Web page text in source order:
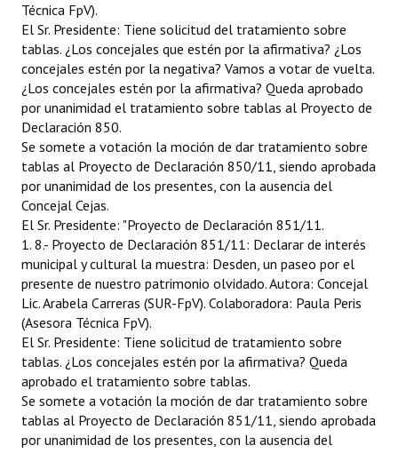
Técnica FpV).
El Sr. Presidente: Tiene solicitud del tratamiento sobre
tablas. ¿Los concejales que estén por la afirmativa? ¿Los
concejales estén por la negativa? Vamos a votar de vuelta.
¿Los concejales estén por la afirmativa? Queda aprobado
por unanimidad el tratamiento sobre tablas al Proyecto de
Declaración 850.
Se somete a votación la moción de dar tratamiento sobre
tablas al Proyecto de Declaración 850/11, siendo aprobada
por unanimidad de los presentes, con la ausencia del
Concejal Cejas.
El Sr. Presidente: "Proyecto de Declaración 851/11.
1. 8.- Proyecto de Declaración 851/11: Declarar de interés
municipal y cultural la muestra: Desden, un paseo por el
presente de nuestro patrimonio olvidado. Autora: Concejal
Lic. Arabela Carreras (SUR-FpV). Colaboradora: Paula Peris
(Asesora Técnica FpV).
El Sr. Presidente: Tiene solicitud de tratamiento sobre
tablas. ¿Los concejales estén por la afirmativa? Queda
aprobado el tratamiento sobre tablas.
Se somete a votación la moción de dar tratamiento sobre
tablas al Proyecto de Declaración 851/11, siendo aprobada
por unanimidad de los presentes, con la ausencia del